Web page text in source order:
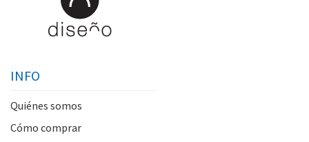
INFO
Quiénes somos
Cómo comprar